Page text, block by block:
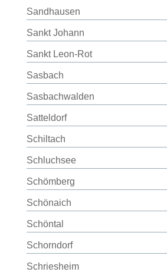
Sandhausen
Sankt Johann
Sankt Leon-Rot
Sasbach
Sasbachwalden
Satteldorf
Schiltach
Schluchsee
Schömberg
Schönaich
Schöntal
Schorndorf
Schriesheim